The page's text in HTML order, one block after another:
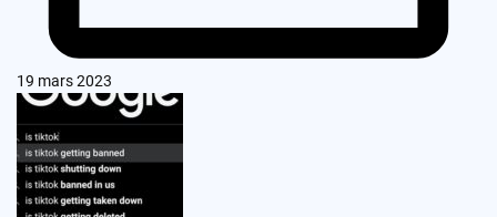
19 mars 2023